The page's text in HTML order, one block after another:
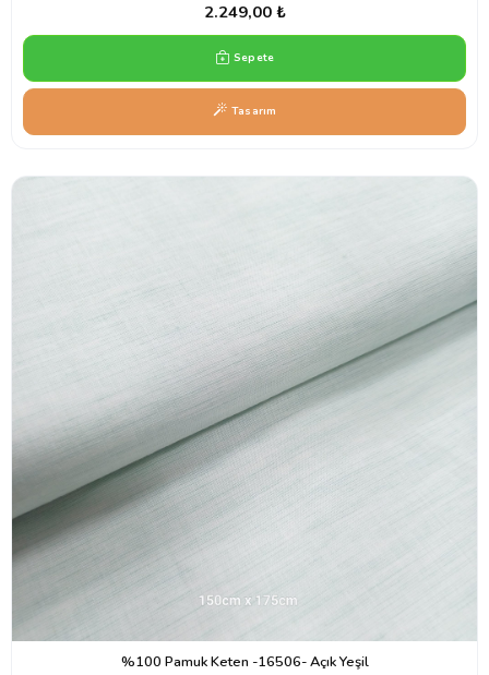
2.249,00 ₺
Sepete
Tasarım
%100 Pamuk Keten -16506- Açık Yeşil